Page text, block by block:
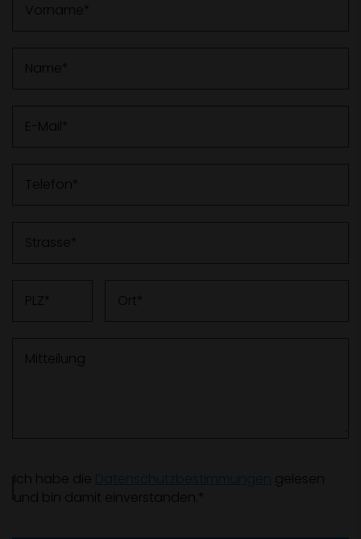
Vorname
Name
E-Mail
Telefon
Strasse
PLZ Ort
Mitteilung
Ich habe die Datenschutzbestimmungen gelesen
und bin damit einverstanden.*